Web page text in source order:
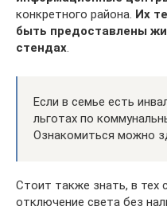
конкретного района. Их
быть предоставлены
стендах.
Если в семье есть
льготах по
Ознакомиться можно
Стоит также знать, в тех
отключение света без